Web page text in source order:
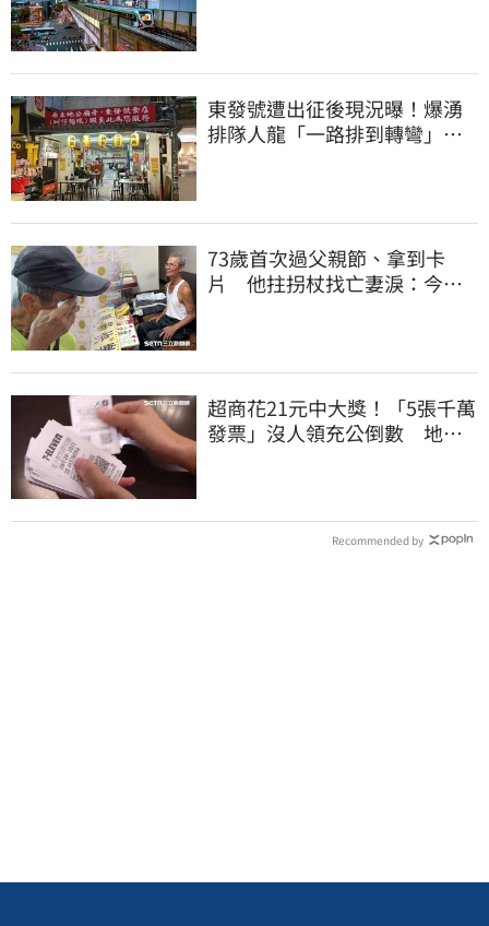
東發號遭出征後現況曝！爆湧
排隊人龍「一路排到轉彎」
73歲首次過父親節、拿到卡
片 他拄拐杖找亡妻淚：今天
超商花21元中大獎！「5張千萬
發票」沒人領充公倒數 地點
Recommended by